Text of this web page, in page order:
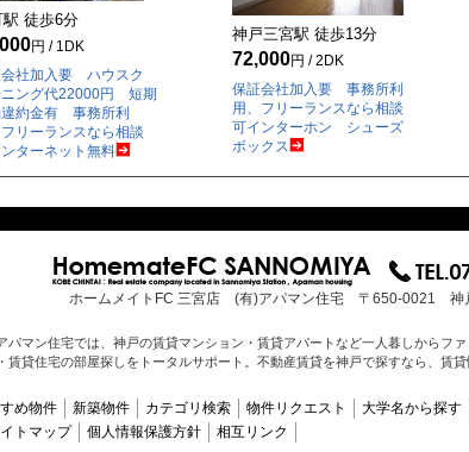
駅 徒歩6分
円 / 1DK
社加入要 ハウスク
ニング代22000円 短期
約金有 事務所利
リーランスなら相談
ターネット無料
神戸三宮駅 徒歩13分
72,000円 / 2DK
保証会社加入要 事務所利
用、フリーランスなら相談
可インターホン シューズ
ボックス
ホームメイトFC 三宮店 (有)アパマン住宅 〒650-0021 神
パマン住宅では、神戸の賃貸マンション・賃貸アパートなど一人暮しからフ
賃貸住宅の部屋探しをトータルサポート。不動産賃貸を神戸で探すなら、賃
め物件 新築物件 カテゴリ検索 物件リクエスト 大学名から探す
トマップ 個人情報保護方針 相互リンク